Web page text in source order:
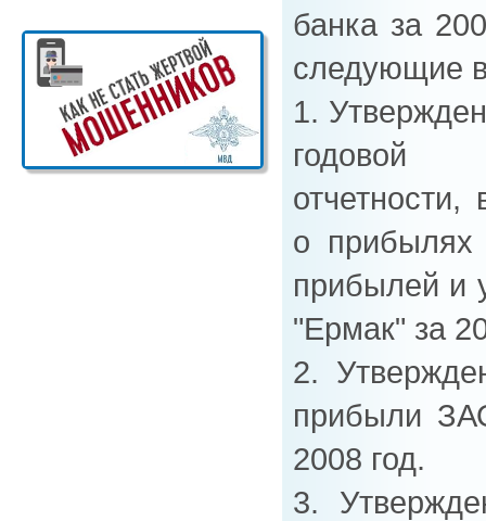
банка за
следующие
1.
годовой
о прибылях
прибылей и
"Ермак" за
2.
прибыли
2008 год.
3.